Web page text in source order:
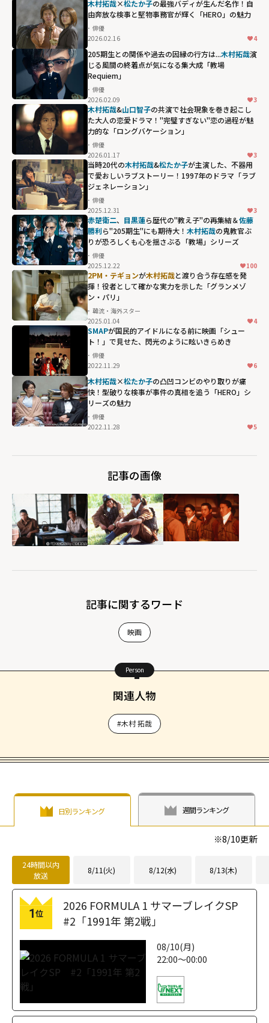
木村拓哉×松たか子の最強バディが生んだ名作！自
由奔放な検事と堅物事務官が輝く「HERO」の魅力
俳優
2026.02.16
4
205期生との関係や過去の因縁の行方は...木村拓哉演
じる風間の終着点が気になる集大成「教場
Requiem」
俳優
2026.02.09
3
木村拓哉&山口智子の共演で社会現象を巻き起こし
た大人の恋愛ドラマ！"完璧すぎない"恋の過程が魅
力的な「ロングバケーション」
俳優
2026.01.17
3
当時20代の木村拓哉&松たか子が主演した、不器用
で愛おしいラブストーリー！1997年のドラマ「ラブ
ジェネレーション」
俳優
2025.12.31
3
佐藤勝利ら"205
期生"にも期待
大！ 木村拓哉の
鬼教官ぶりが恐
ろしくも心を揺
さぶる「教場」
シリーズ"
width="304"
height="203"
loading="lazy"
fetchpriority="h
igh">
赤楚衛二、 目黒蓮ら歴代の"教え子"の再集結＆佐藤
勝利ら"205期生"にも期待大！ 木村拓哉の鬼教官ぶ
りが恐ろしくも心を揺さぶる「教場」シリーズ
俳優
2025.12.22
100
2PM・テギョンが木村拓哉と渡り合う存在感を発
揮！役者として確かな実力を示した「グランメゾ
ン・パリ」
韓流・海外スター
2025.01.04
4
SMAPが国民的アイドルになる前に映画「シュー
ト！」で見せた、閃光のように眩いきらめき
俳優
2022.11.29
6
木村拓哉×松たか子の凸凹コンビのやり取りが痛
快！型破りな検事が事件の真相を追う「HERO」シ
リーズの魅力
俳優
2022.11.28
5
記事の画像
記事に関するワード
映画
Person
関連人物
#木村 拓哉
日別ランキング 週間ランキング
※8/10更新
24時間以内
放送
8/11(火) 8/12(水) 8/13(木)
1位
2026 FORMULA 1 サマーブレイクSP
#2「1991年 第2戦」
08/10(月)
22:00～00:00